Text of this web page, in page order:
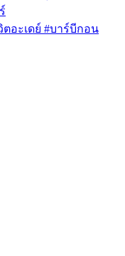
ตอะเดย์ #บาร์บีกอน